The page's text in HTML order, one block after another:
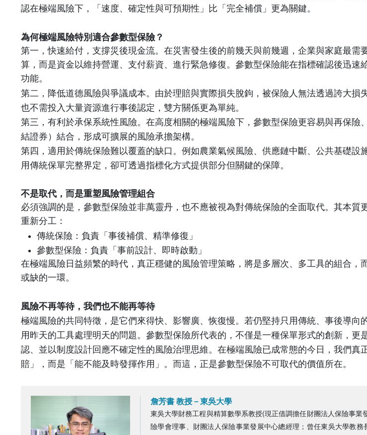
認在極端風險下，「速度、確定性與可預期性」比「完全補償」更為關鍵。
為何極端風險特別適合參數型保險？
第一，快速給付，支撐災後現金流。在災害發生後的前幾天與前幾週，企業與家庭最需
算，而是資金以維持營運、支付薪資、進行緊急修復。參數型保險能在指標確認後迅速
功能。
第二，降低道德風險與爭議成本。由於理賠與實際損失脫鉤，被保險人無法透過誇大損
也不需投入大量資源進行事後認定，雙方關係更為單純。
第三，有利於承保系統性風險。在高度相關的極端風險下，參數型保險更容易與再保險
結證券）結合，形成可擴展的風險承擔架構。
第四，適用於傳統保險難以覆蓋的缺口。例如農業氣候風險、供應鏈中斷、公共基礎設
用傳統保單完整界定，卻可透過指標化方式提供部分但關鍵的保障。
不是取代，而是重塑風險管理組合
必須強調的是，參數型保險並非萬靈丹，也不應被視為對傳統保險的全面取代。其本質
重新分工：
傳統保險：負責「事後補償、精準修復」
參數型保險：負責「事前設計、即時啟動」
在極端風險日益頻繁的時代，真正穩健的風險管理策略，將是多層次、多工具的組合，
或缺的一環。
風險不再等待，我們也不能再等待
極端風險的共同特徵，是它們來得快、影響廣、恢復慢。若仍堅持只用傳統、事後導向
用昨天的工具處理明天的問題。參數型保險所代表的，不僅是一種保單形式的創新，更
認、並以制度設計回應不確定性的風險治理思維。在極端風險已成常態的今日，我們真
賠」，而是「能不能及時發揮作用」。而這，正是參數型保險不可取代的價值所在。
詹芳書 教授－東吳大學
東吳大學財務工程與精算數學系教授(現正借調擔任財團法人保險事業
險學會理事、財團法人保險事業發展中心總經理；曾任東吳大學教